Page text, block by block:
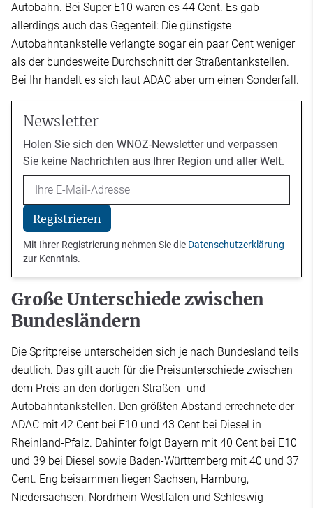
Autobahn. Bei Super E10 waren es 44 Cent. Es gab
allerdings auch das Gegenteil: Die günstigste
Autobahntankstelle verlangte sogar ein paar Cent weniger
als der bundesweite Durchschnitt der Straßentankstellen.
Bei Ihr handelt es sich laut ADAC aber um einen Sonderfall.
Newsletter
Holen Sie sich den WNOZ-Newsletter und verpassen
Sie keine Nachrichten aus Ihrer Region und aller Welt.
Email
Registrieren
Mit Ihrer Registrierung nehmen Sie die Datenschutzerklärung
zur Kenntnis.
Große Unterschiede zwischen
Bundesländern
Die Spritpreise unterscheiden sich je nach Bundesland teils
deutlich. Das gilt auch für die Preisunterschiede zwischen
dem Preis an den dortigen Straßen- und
Autobahntankstellen. Den größten Abstand errechnete der
ADAC mit 42 Cent bei E10 und 43 Cent bei Diesel in
Rheinland-Pfalz. Dahinter folgt Bayern mit 40 Cent bei E10
und 39 bei Diesel sowie Baden-Württemberg mit 40 und 37
Cent. Eng beisammen liegen Sachsen, Hamburg,
Niedersachsen, Nordrhein-Westfalen und Schleswig-